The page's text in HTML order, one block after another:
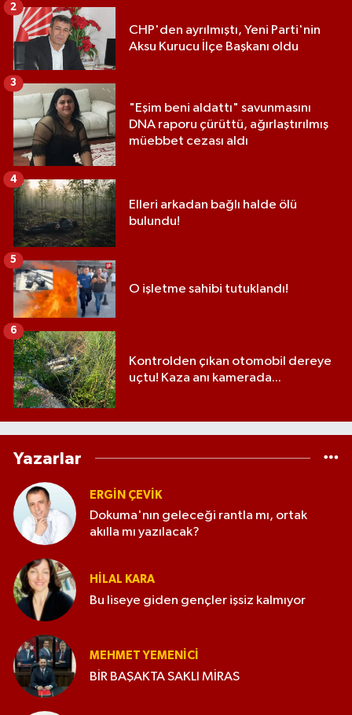
CHP'den ayrılmıştı, Yeni Parti'nin
Aksu Kurucu İlçe Başkanı oldu
2
"Eşim beni aldattı" savunmasını
DNA raporu çürüttü, ağırlaştırılmış
müebbet cezası aldı
3
Elleri arkadan bağlı halde ölü
bulundu!
4
O işletme sahibi tutuklandı!
5
Kontrolden çıkan otomobil dereye
uçtu! Kaza anı kamerada...
6
Yazarlar
ERGIN ÇEVİK
Dokuma'nın geleceği rantla mı, ortak
akılla mı yazılacak?
HILAL KARA
Bu liseye giden gençler işsiz kalmıyor
MEHMET YEMENICI
BİR BAŞAKTA SAKLI MİRAS